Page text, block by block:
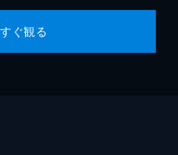
ぐ観る